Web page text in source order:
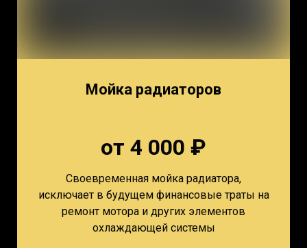
Мойка радиаторов
от 4 000 ₽
Своевременная мойка радиатора,
исключает в будущем финансовые траты на
ремонт мотора и других элементов
охлаждающей системы